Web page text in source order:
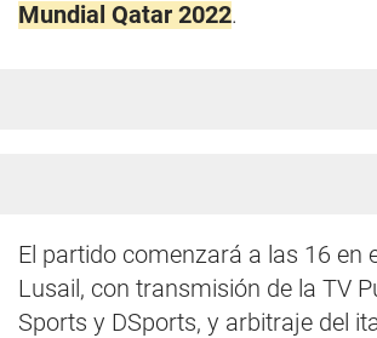
Mundial Qatar 2022.
El partido comenzará a las 16 en
Lusail, con transmisión de la TV
Sports y DSports, y arbitraje del